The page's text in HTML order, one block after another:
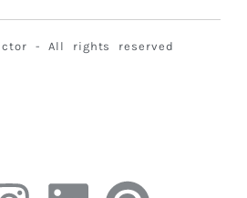
- All rights reserved